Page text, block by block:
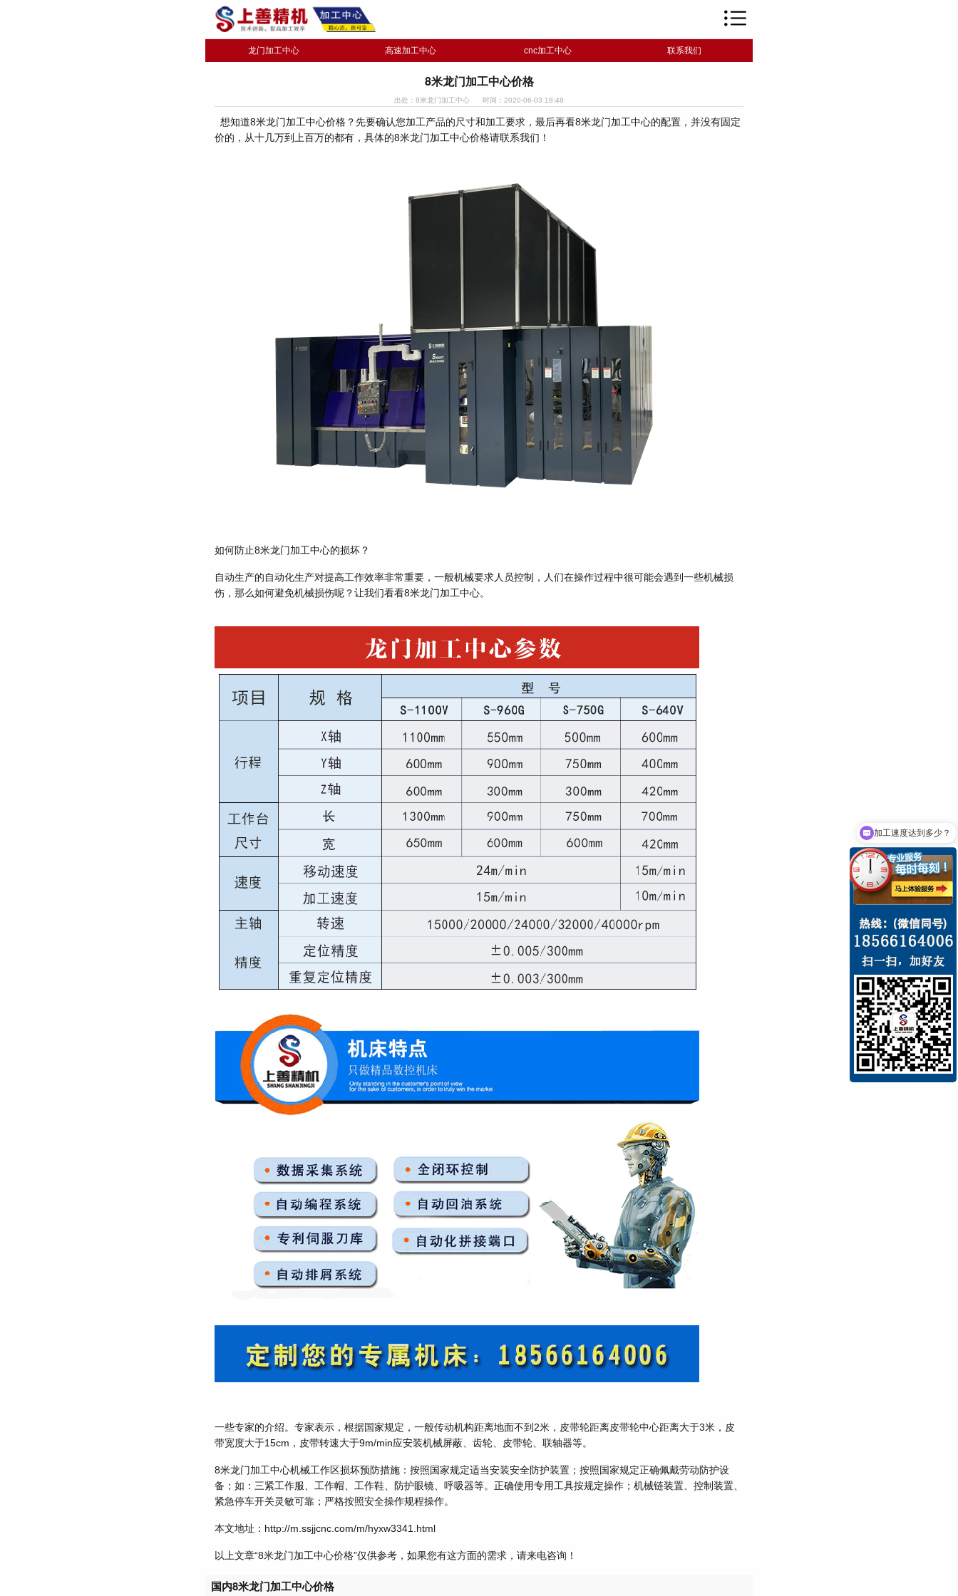
龙门加工中心 高速加工中心 cnc加工中心 联系我们
8米龙门加工中心价格
出处：8米龙门加工中心 时间：2020-06-03 18:48
想知道8米龙门加工中心价格？先要确认您加工产品的尺寸和加工要求，最后再看8米龙门加工中心的配置，并没有固定
价的，从十几万到上百万的都有，具体的8米龙门加工中心价格请联系我们！
如何防止8米龙门加工中心的损坏？
自动生产的自动化生产对提高工作效率非常重要，一般机械要求人员控制，人们在操作过程中很可能会遇到一些机械损
伤，那么如何避免机械损伤呢？让我们看看8米龙门加工中心。
一些专家的介绍。专家表示，根据国家规定，一般传动机构距离地面不到2米，皮带轮距离皮带轮中心距离大于3米，皮
带宽度大于15cm，皮带转速大于9m/min应安装机械屏蔽、齿轮、皮带轮、联轴器等。
8米龙门加工中心机械工作区损坏预防措施：按照国家规定适当安装安全防护装置；按照国家规定正确佩戴劳动防护设
备；如：三紧工作服、工作帽、工作鞋、防护眼镜、呼吸器等。正确使用专用工具按规定操作；机械链装置、控制装置、
紧急停车开关灵敏可靠；严格按照安全操作规程操作。
本文地址：http://m.ssjjcnc.com/m/hyxw3341.html
以上文章“8米龙门加工中心价格”仅供参考，如果您有这方面的需求，请来电咨询！
国内8米龙门加工中心价格
加工速度达到多少？